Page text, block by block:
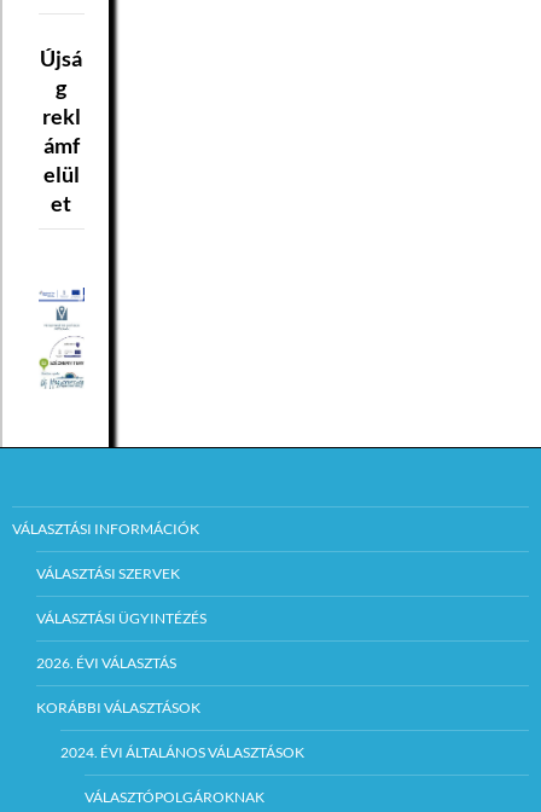
Újsá
g
rekl
ámf
elül
et
VÁLASZTÁSI INFORMÁCIÓK
VÁLASZTÁSI SZERVEK
VÁLASZTÁSI ÜGYINTÉZÉS
2026. ÉVI VÁLASZTÁS
KORÁBBI VÁLASZTÁSOK
2024. ÉVI ÁLTALÁNOS VÁLASZTÁSOK
VÁLASZTÓPOLGÁROKNAK